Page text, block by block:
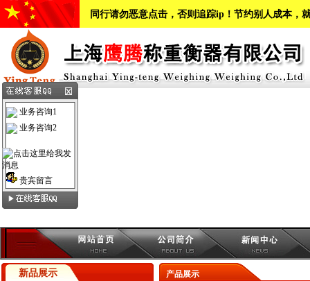
同行请勿恶意点击，否则追踪ip！节约别人成本，
新品展示 产品展示
业务咨询1
业务咨询2
贵宾留言